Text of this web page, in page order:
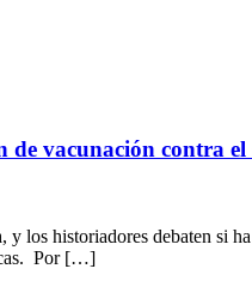
de vacunación contra
los historiadores debaten si
Por […]